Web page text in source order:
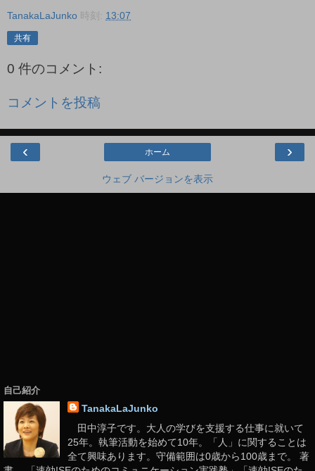
TanakaLaJunko 時刻: 13:07
共有
0 件のコメント:
コメントを投稿
‹ ›
ホーム
ウェブ バージョンを表示
自己紹介
TanakaLaJunko
田中淳子です。大人の学びを支援する仕事に就いて
25年。執筆活動を始めて10年。「人」に関することは
全て興味あります。守備範囲は0歳から100歳まで。 著